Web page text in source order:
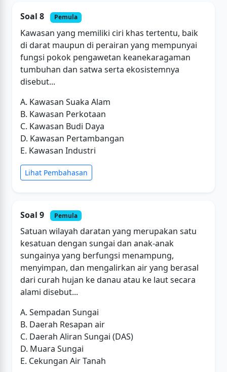
Soal 8 Pemula
Kawasan yang memiliki ciri khas tertentu, baik
di darat maupun di perairan yang mempunyai
fungsi pokok pengawetan keanekaragaman
tumbuhan dan satwa serta ekosistemnya
disebut...
A. Kawasan Suaka Alam
B. Kawasan Perkotaan
C. Kawasan Budi Daya
D. Kawasan Pertambangan
E. Kawasan Industri
Lihat Pembahasan
Soal 9 Pemula
Satuan wilayah daratan yang merupakan satu
kesatuan dengan sungai dan anak-anak
sungainya yang berfungsi menampung,
menyimpan, dan mengalirkan air yang berasal
dari curah hujan ke danau atau ke laut secara
alami disebut...
A. Sempadan Sungai
B. Daerah Resapan air
C. Daerah Aliran Sungai (DAS)
D. Muara Sungai
E. Cekungan Air Tanah